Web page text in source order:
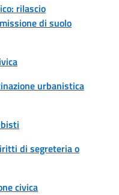
rilascio
di suolo
urbanistica
di segreteria o
civica